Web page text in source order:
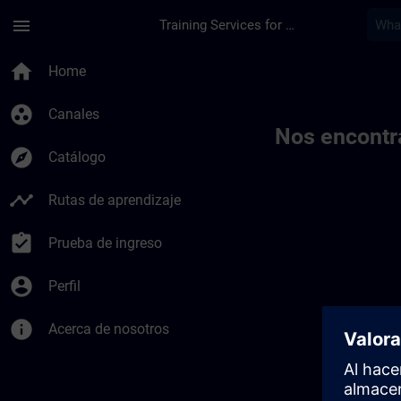
menu Training Services for Digital Industries
home Home
group_work Canales
explore Catálogo
timeline Rutas de aprendizaje
assignment_turned_in Prueba de ingreso
account_circle Perfil
info Acerca de nosotros
Nos